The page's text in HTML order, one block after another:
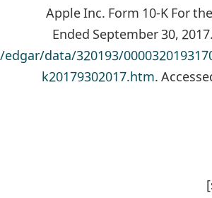
“Apple Inc. Form 10-K For
Ended September 30,
data/320193/
k20179302017.htm.